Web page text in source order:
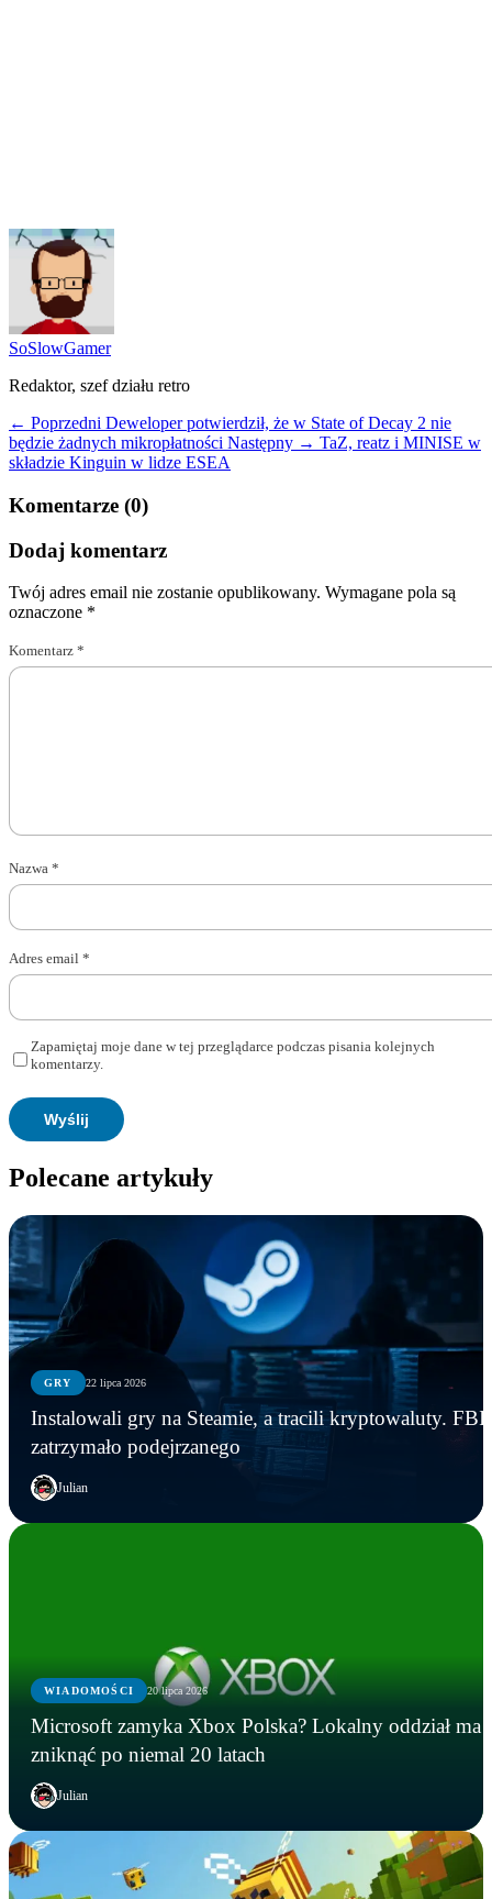
SoSlowGamer
Redaktor, szef działu retro
← Poprzedni Deweloper potwierdził, że w State of Decay 2 nie
będzie żadnych mikropłatności Następny → TaZ, reatz i MINISE w
składzie Kinguin w lidze ESEA
Komentarze (0)
Dodaj komentarz
Twój adres email nie zostanie opublikowany. Wymagane pola są
oznaczone *
Komentarz *
Nazwa *
Adres email *
Zapamiętaj moje dane w tej przeglądarce podczas pisania kolejnych
komentarzy.
Polecane artykuły
GRY 22 lipca 2026
Instalowali gry na Steamie, a tracili kryptowaluty. FBI
zatrzymało podejrzanego
Julian
WIADOMOŚCI 20 lipca 2026
Microsoft zamyka Xbox Polska? Lokalny oddział ma
zniknąć po niemal 20 latach
Julian